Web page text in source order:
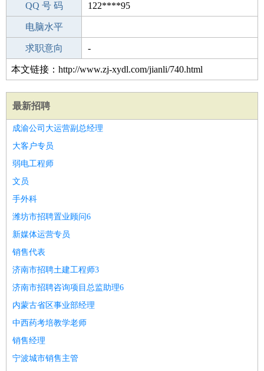
手机号码 194****1532
QQ 号 码 122****95
微信号码
电脑水平
外语水平
求职意向 -
本文链接：http://www.zj-xydl.com/jianli/740.html
最新招聘
成渝公司大运营副总经理
大客户专员
弱电工程师
文员
手外科
潍坊市招聘置业顾问6
新媒体运营专员
销售代表
济南市招聘土建工程师3
济南市招聘咨询项目总监助理6
内蒙古省区事业部经理
中西药考培教学老师
销售经理
宁波城市销售主管